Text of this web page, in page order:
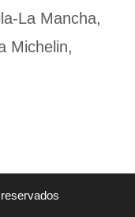
La Mancha,
Michelin,